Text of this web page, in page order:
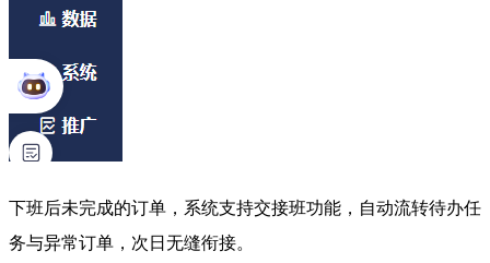
下班后未完成的订单，系统支持交接班功能，自动流转待办任
务与异常订单，次日无缝衔接。